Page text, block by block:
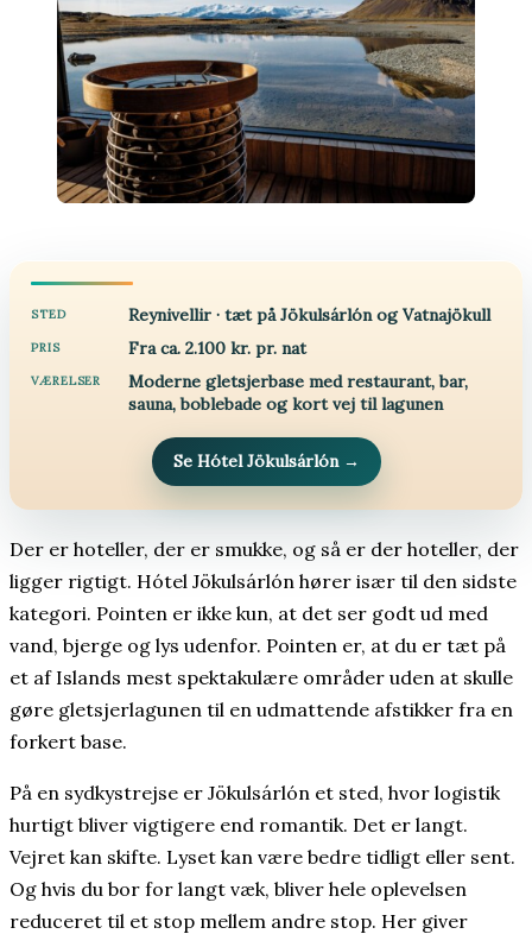
STED Reynivellir · tæt på Jökulsárlón og Vatnajökull
PRIS Fra ca. 2.100 kr. pr. nat
VÆRELSER
Moderne gletsjerbase med restaurant, bar,
sauna, boblebade og kort vej til lagunen
Se Hótel Jökulsárlón →
Der er hoteller, der er smukke, og så er der hoteller, der
ligger rigtigt. Hótel Jökulsárlón hører især til den sidste
kategori. Pointen er ikke kun, at det ser godt ud med
vand, bjerge og lys udenfor. Pointen er, at du er tæt på
et af Islands mest spektakulære områder uden at skulle
gøre gletsjerlagunen til en udmattende afstikker fra en
forkert base.
På en sydkystrejse er Jökulsárlón et sted, hvor logistik
hurtigt bliver vigtigere end romantik. Det er langt.
Vejret kan skifte. Lyset kan være bedre tidligt eller sent.
Og hvis du bor for langt væk, bliver hele oplevelsen
reduceret til et stop mellem andre stop. Her giver